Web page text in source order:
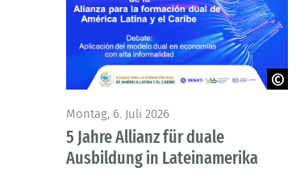
América Latina y el Caribe
Montag, 6. Juli 2026
5 Jahre Allianz für duale
Ausbildung in Lateinamerika